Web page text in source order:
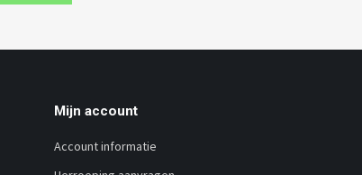
Mijn account
Account informatie